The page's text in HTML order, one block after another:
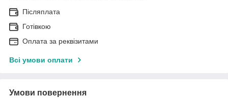
Післяплата
Готівкою
Оплата за реквізитами
Всі умови оплати
Умови повернення